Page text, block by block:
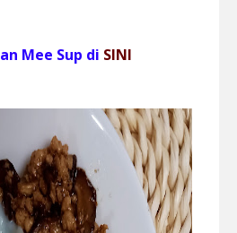
Mee Sup di SINI